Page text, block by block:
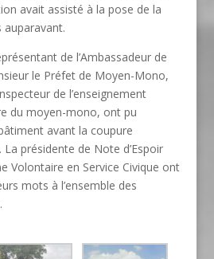
avait assisté à la pose de la
auparavant.
de l’Ambassadeur de
le Préfet de Moyen-Mono,
de l’enseignement
du moyen-mono, ont pu
avant la coupure
présidente de Note d’Espoir
Volontaire en Service Civique ont
mots à l’ensemble des